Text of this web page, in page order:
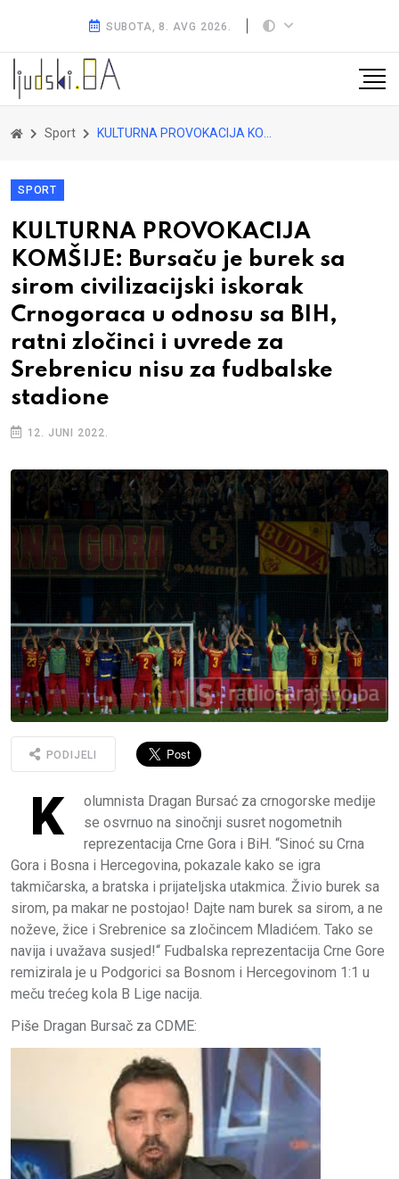
SUBOTA, 8. AVG 2026.
Sport KULTURNA PROVOKACIJA KOMŠIJE: Bursaču je burek sa sirom civilizacijski iskorak Crnogoraca u odnosu sa BIH, ratni zločinci i uvrede za Srebrenicu nisu za fudbalske stadione
SPORT
KULTURNA PROVOKACIJA
KOMŠIJE: Bursaču je burek sa
sirom civilizacijski iskorak
Crnogoraca u odnosu sa BIH,
ratni zločinci i uvrede za
Srebrenicu nisu za fudbalske
stadione
12. JUNI 2022.
PODIJELI
K
olumnista Dragan Bursać za crnogorske medije
se osvrnuo na sinočnji susret nogometnih
reprezentacija Crne Gora i BiH. “Sinoć su Crna
Gora i Bosna i Hercegovina, pokazale kako se igra
takmičarska, a bratska i prijateljska utakmica. Živio burek sa
sirom, pa makar ne postojao! Dajte nam burek sa sirom, a ne
noževe, žice i Srebrenice sa zločincem Mladićem. Tako se
navija i uvažava susjed!“ Fudbalska reprezentacija Crne Gore
remizirala je u Podgorici sa Bosnom i Hercegovinom 1:1 u
meču trećeg kola B Lige nacija.
Piše Dragan Bursač za CDME: